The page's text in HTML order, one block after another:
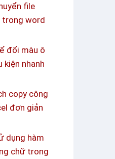
file
trong word
đổi màu ô
kiện nhanh
copy công
đơn giản
dụng hàm
chữ trong